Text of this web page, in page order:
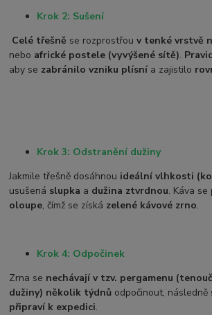
Krok 2: Sušení
Celé třešně se rozprostřouv tenké vrstvě
nebo africké postele (vyvýšené sítě).
aby se zabránilo vzniku plísní a zajistilo
Krok 3: Odstranění dužiny
Jakmile třešně dosáhnou ideální vlhkosti
usušená slupka a dužina ztvrdnou. Káva se
oloupe, čímž se získá zelené kávové zrno.
Krok 4: Odpočinek
Zrna se nechávají v tzv. pergamenu
dužiny) několik týdnů odpočinout,
připraví k expedici.